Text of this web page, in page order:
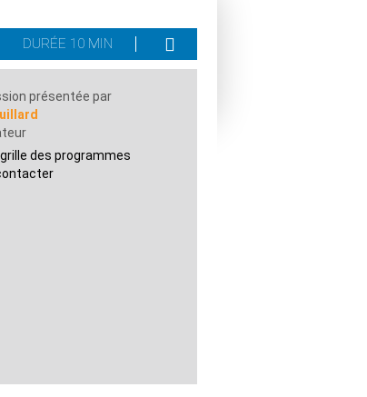
DURÉE 10 MIN
présentée par
des programmes